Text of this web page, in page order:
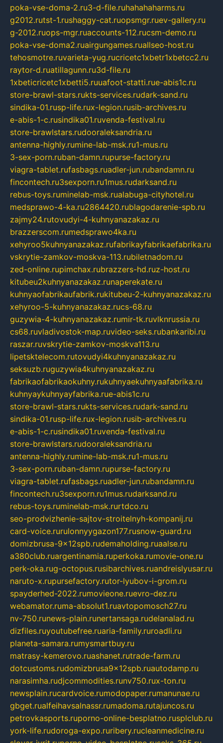
poka-vse-doma-2.ru3-d-file.ruhahahaharms.ru
g2012.rutst-1.rushaggy-cat.ruopsmgr.ruev-gallery.ru
g-2012.ruops-mgr.ruaccounts-112.rucsm-demo.ru
poka-vse-doma2.ruairgungames.ruallseo-host.ru
tehosmotre.ruvarieta-yug.rucricetc1xbetr1xbetcc2.ru
raytor-d.ruatillagunn.ru3d-file.ru
1xbeticricetc1xbetti5.ruuafoot-statti.rue-abis1c.ru
store-brawl-stars.rukts-services.rudark-sand.ru
sindika-01.rusp-life.rux-legion.rusib-archives.ru
e-abis-1-c.rusindika01.ruvenda-festival.ru
store-brawlstars.rudooraleksandria.ru
antenna-highly.rumine-lab-msk.ru1-mus.ru
3-sex-porn.ruban-damn.rupurse-factory.ru
viagra-tablet.rufasbags.ruadler-jun.rubandamn.ru
fincontech.ru3sexporn.ru1mus.rudarksand.ru
rebus-toys.ruminelab-msk.rualabuga-cityhotel.ru
medsprawo-4-ka.ru2864420.rublagodarenie-spb.ru
zajmy24.rutovudyi-4-kuhnyanazakaz.ru
brazzerscom.rumedsprawo4ka.ru
xehyroo5kuhnyanazakaz.rufabrikayfabrikaefabrika.ru
vskrytie-zamkov-moskva-113.rubiletnadom.ru
zed-online.rupimchax.rubrazzers-hd.ruz-host.ru
kitubeu2kuhnyanazakaz.runaperekate.ru
kuhnyaofabrikaufabrik.rukitubeu-2-kuhnyanazakaz.ru
xehyroo-5-kuhnyanazakaz.rucs-68.ru
guzywia-4-kuhnyanazakaz.rumir-tk.ruvlknrussia.ru
cs68.ruvladivostok-map.ruvideo-seks.rubankaribi.ru
raszar.ruvskrytie-zamkov-moskva113.ru
lipetsktelecom.rutovudyi4kuhnyanazakaz.ru
seksuzb.ruguzywia4kuhnyanazakaz.ru
fabrikaofabrikaokuhny.rukuhnyaekuhnyaafabrika.ru
kuhnyaykuhnyayfabrika.rue-abis1c.ru
store-brawl-stars.rukts-services.rudark-sand.ru
sindika-01.rusp-life.rux-legion.rusib-archives.ru
e-abis-1-c.rusindika01.ruvenda-festival.ru
store-brawlstars.rudooraleksandria.ru
antenna-highly.rumine-lab-msk.ru1-mus.ru
3-sex-porn.ruban-damn.rupurse-factory.ru
viagra-tablet.rufasbags.ruadler-jun.rubandamn.ru
fincontech.ru3sexporn.ru1mus.rudarksand.ru
rebus-toys.ruminelab-msk.rurtdco.ru
seo-prodvizhenie-sajtov-stroitelnyh-kompanij.ru
card-voice.rurulonnyygazon177.rusnow-guard.ru
domizbrusa-9x12spb.rudemaholding.ruaalse.ru
a380club.ruargentinamia.ruperkoka.rumovie-one.ru
perk-oka.rug-octopus.rusibarchives.ruandreislyusar.ru
naruto-x.rupursefactory.rutor-lyubov-i-grom.ru
spayderhed-2022.rumovieone.ruevro-dez.ru
webamator.ruma-absolut1.ruavtopomosch27.ru
nv-750.runews-plain.runertansaga.rudelanalad.ru
dizfiles.ruyoutubefree.ruaria-family.ruroadli.ru
planeta-samara.rumysmartbuy.ru
matrasy-kemerovo.ruashanet.rutrade-farm.ru
dotcustoms.rudomizbrusa9x12spb.ruautodamp.ru
narasimha.rudjcommodities.runv750.rux-ton.ru
newsplain.rucardvoice.rumodopaper.rumanunae.ru
gbget.rualfeihavsalnassr.rumadoma.rutajuncos.ru
petrovkasports.ruporno-online-besplatno.rusplclub.ru
york-life.rudoroga-expo.ruribery.rucleanmedicine.ru